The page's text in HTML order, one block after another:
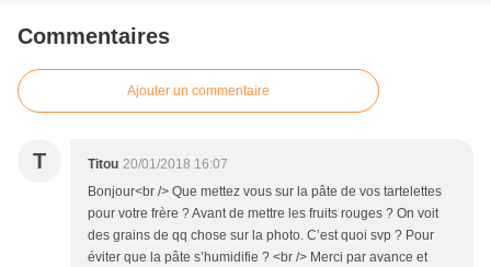
Commentaires
Ajouter un commentaire
T Titou 20/01/2018 16:07
Bonjour<br /> Que mettez vous sur la pâte de vos tartelettes
pour votre frère ? Avant de mettre les fruits rouges ? On voit
des grains de qq chose sur la photo. C’est quoi svp ? Pour
éviter que la pâte s’humidifie ? <br /> Merci par avance et